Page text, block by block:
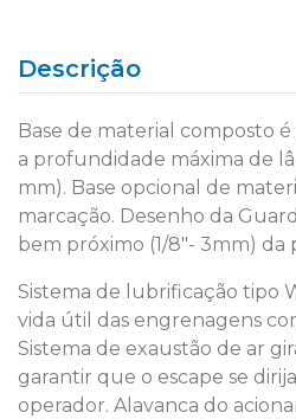
Descrição
Base de material composto
a profundidade máxima de
mm). Base opcional de
marcação. Desenho da
bem próximo (1/8″- 3mm) da
Sistema de lubrificação tipo
vida útil das engrenagens
Sistema de exaustão de ar
garantir que o escape se
operador. Alavanca do